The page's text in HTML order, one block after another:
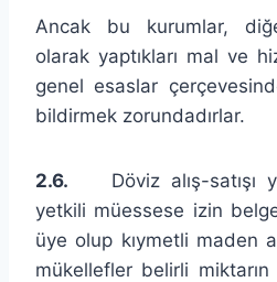
Ancak bu kurumlar,
olarak yaptıkları mal ve
genel esaslar
bildirmek zorundadırlar.
2.6. Döviz alış-satışı
yetkili müessese izin
üye olup kıymetli maden
mükellefler belirli miktarın